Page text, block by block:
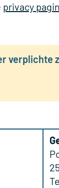
privacy
verplichte